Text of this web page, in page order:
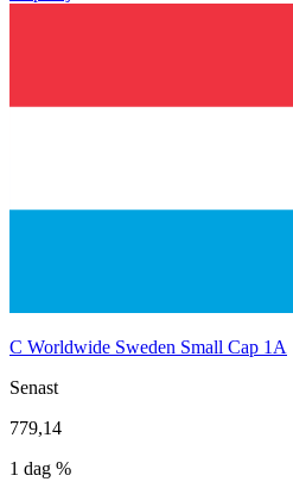
C Worldwide Sweden Small Cap 1A
Senast
779,14
1 dag %